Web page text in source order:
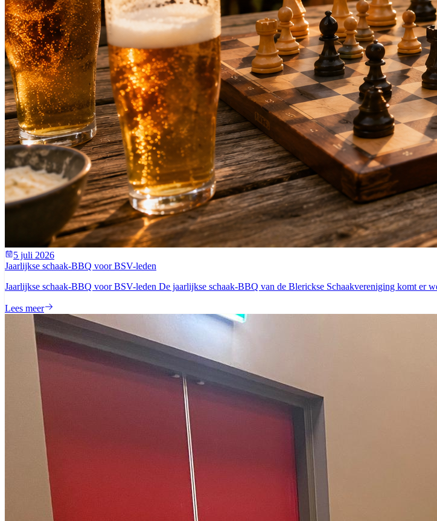
5 juli 2026
Jaarlijkse schaak-BBQ voor BSV-leden
Jaarlijkse schaak-BBQ voor BSV-leden De jaarlijkse schaak-BBQ van de Blerickse Schaakvereniging komt er
Lees meer